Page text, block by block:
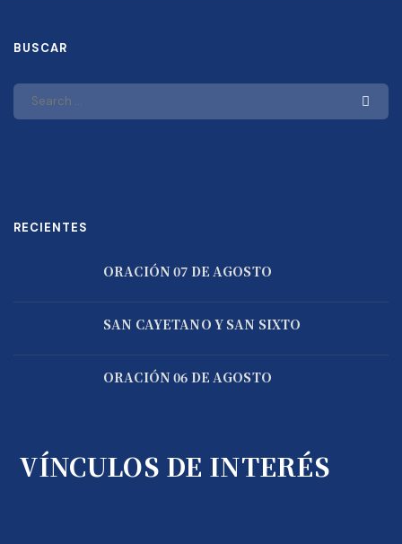
BUSCAR
RECIENTES
ORACIÓN 07 DE AGOSTO
SAN CAYETANO Y SAN SIXTO
ORACIÓN 06 DE AGOSTO
VÍNCULOS DE INTERÉS